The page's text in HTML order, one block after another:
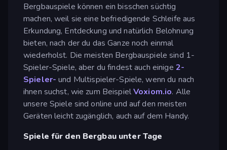
Bergbauspiele können ein bisschen süchtig
machen, weil sie eine befriedigende Schleife aus
Erkundung, Entdeckung und natürlich Belohnung
bieten, nach der du das Ganze noch einmal
wiederholst. Die meisten Bergbauspiele sind 1-
Spieler-Spiele, aber du findest auch einige 2-
Spieler- und Multispieler-Spiele, wenn du nach
ihnen suchst, wie zum BeispielVoxiom.io. Alle
unsere Spiele sind online und auf den meisten
Geräten leicht zugänglich, auch auf dem Handy.
Spiele für den Bergbau unter Tage